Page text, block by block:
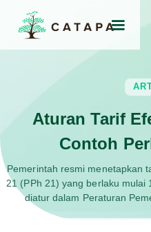
Aturan Tarif
Contoh
Pemerintah resmi menetapkan
21 (PPh 21) yang berlaku mulai
diatur dalam Peraturan